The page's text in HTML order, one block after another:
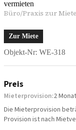
vermieten
Büro/Praxis zur Miete
Zur Miete
Objekt-Nr: WE-318
Preis
Mieterprovision:2
Die Mieterprovision
Provision ist nach